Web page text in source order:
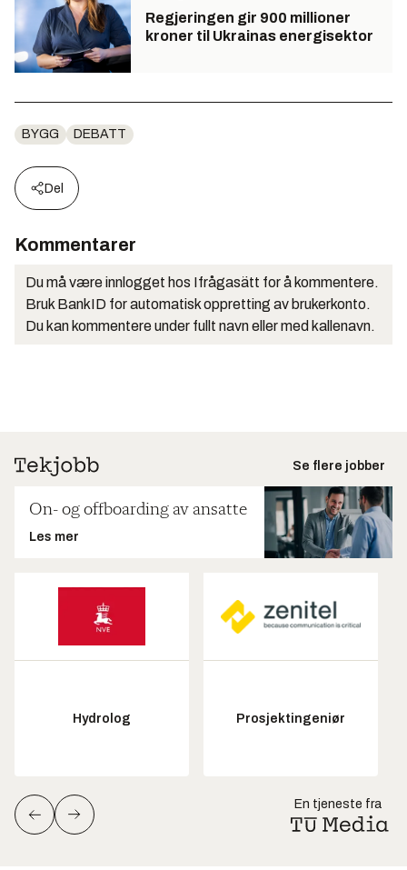
Regjeringen gir 900 millioner
kroner til Ukrainas energisektor
BYGG DEBATT
Del
Kommentarer
Du må være innlogget hos Ifrågasätt for å kommentere.
Bruk BankID for automatisk oppretting av brukerkonto.
Du kan kommentere under fullt navn eller med kallenavn.
Se flere jobber
On- og offboarding av ansatte
Les mer
Hydrolog Prosjektingeniør
En tjeneste fra